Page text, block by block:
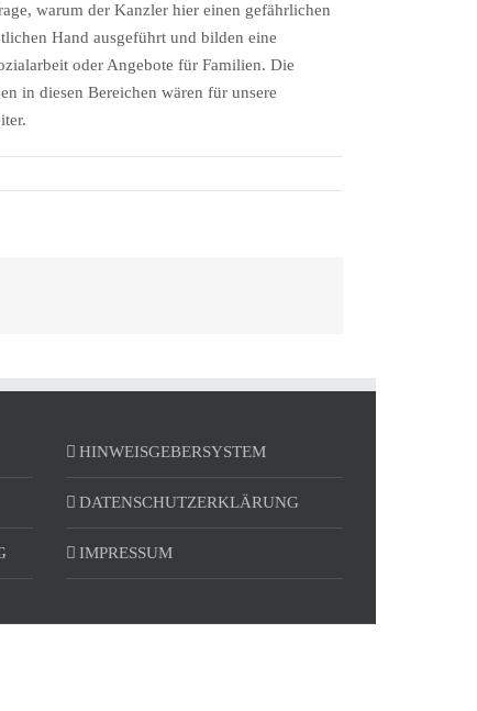
warum der Kanzler hier einen gefährlichen
Hand ausgeführt und bilden eine
oder Angebote für Familien. Die
in diesen Bereichen wären für unsere
HINWEISGEBERSYSTEM
DATENSCHUTZERKLÄRUNG
IMPRESSUM